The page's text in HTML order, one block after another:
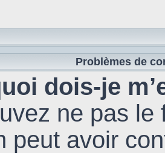
Problèmes de
dois-je
ne pas le
peut avoir